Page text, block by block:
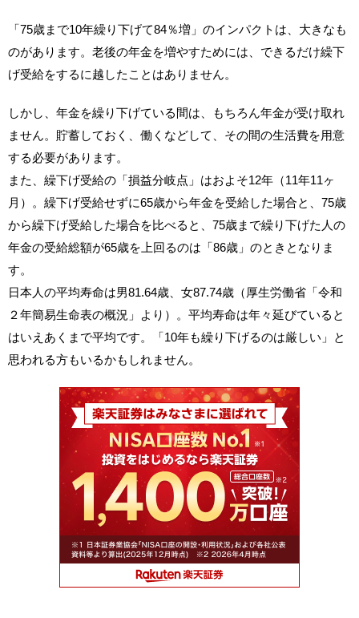
「75歳まで10年繰り下げて84％増」のインパクトは、大きなも
のがあります。老後の年金を増やすためには、できるだけ繰下
げ受給をするに越したことはありません。
しかし、年金を繰り下げている間は、もちろん年金が受け取れ
ません。貯蓄しておく、働くなどして、その間の生活費を用意
する必要があります。
また、繰下げ受給の「損益分岐点」はおよそ12年（11年11ヶ
月）。繰下げ受給せずに65歳から年金を受給した場合と、75歳
から繰下げ受給した場合を比べると、75歳まで繰り下げた人の
年金の受給総額が65歳を上回るのは「86歳」のときとなりま
す。
日本人の平均寿命は男81.64歳、女87.74歳（厚生労働省「令和
２年簡易生命表の概況」より）。平均寿命は年々延びていると
はいえあくまで平均です。「10年も繰り下げるのは厳しい」と
思われる方もいるかもしれません。